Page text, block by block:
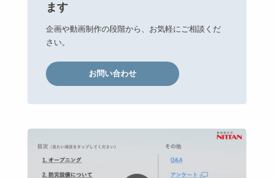
ます
企画や動画制作の段階から、お気軽にご相談くだ
さい。
お問い合わせ